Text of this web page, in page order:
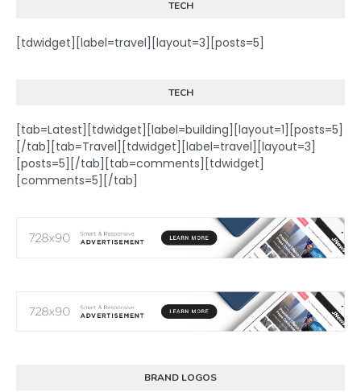
TECH
[tdwidget][label=travel][layout=3][posts=5]
TECH
[tab=Latest][tdwidget][label=building][layout=1][posts=5]
[/tab][tab=Travel][tdwidget][label=travel][layout=3]
[posts=5][/tab][tab=comments][tdwidget]
[comments=5][/tab]
BRAND LOGOS